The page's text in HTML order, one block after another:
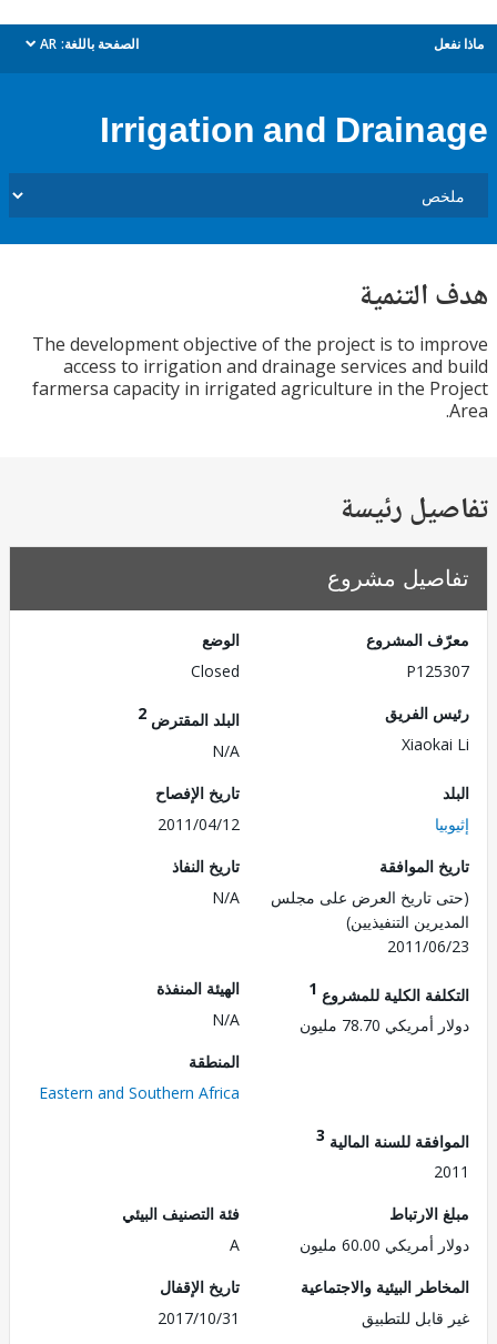
الصفحة باللغة: AR
dropdown
Irrigation and
The development objective of the project is to
access to irrigation and drainage services
farmersa capacity in irrigated agriculture in the
رئيسة
مشروع
المشروع
الفريق
البلد المقترض
تاريخ الإفصاح
2011/04/12
الموافقة
تاريخ العرض على مجلس
التنفيذيين)
2011/
تاريخ النفاذ
N/A
الكلية للمشروع1
78.70 مليون
الهيئة المنفذة
Eastern and Southern Africa
للسنة المالية3
60.00 مليون
فئة التصنيف البيئي
البيئية والاجتماعية
للتطبيق
تاريخ الإقفال
2017/10/31